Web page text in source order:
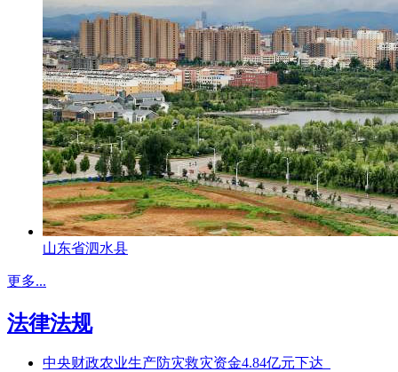
山东省泗水县
更多...
法律法规
中央财政农业生产防灾救灾资金4.84亿元下达